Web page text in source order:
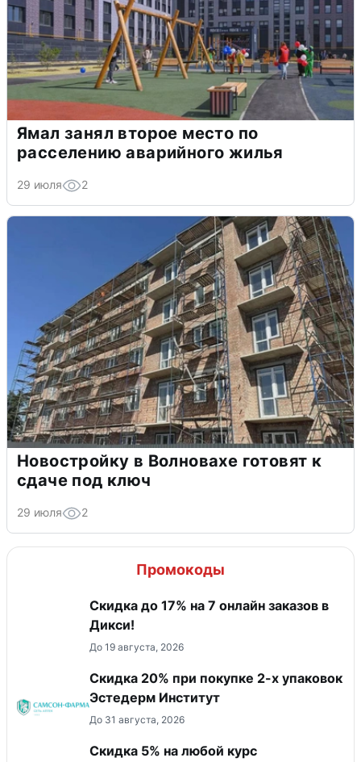
Ямал занял второе место по
расселению аварийного жилья
29 июля 2
Новостройку в Волновахе готовят к
сдаче под ключ
29 июля 2
Промокоды
Скидка до 17% на 7 онлайн заказов в
Дикси!
До 19 августа, 2026
Скидка 20% при покупке 2-х упаковок
Эстедерм Институт
До 31 августа, 2026
Скидка 5% на любой курс